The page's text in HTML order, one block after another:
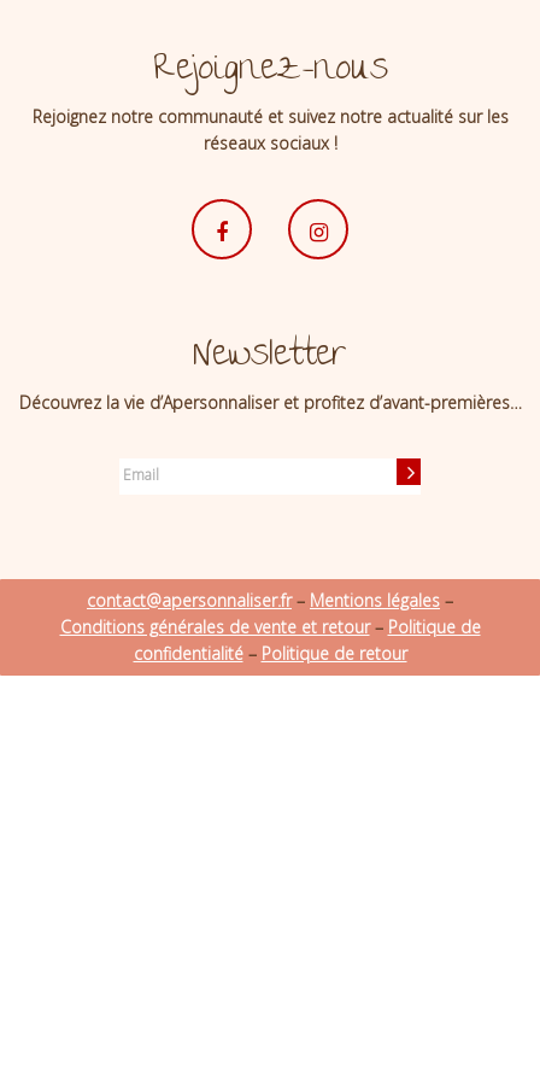
Rejoignez-nous
Rejoignez notre communauté et suivez notre actualité sur les
réseaux sociaux !
Newsletter
Découvrez la vie d’Apersonnaliser et profitez d’avant-premières…
contact@apersonnaliser.fr– Mentions légales –
Conditions générales de vente et retour– Politique de
confidentialité– Politique de retour